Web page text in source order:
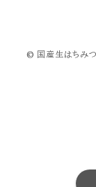
© 国産生はちみ